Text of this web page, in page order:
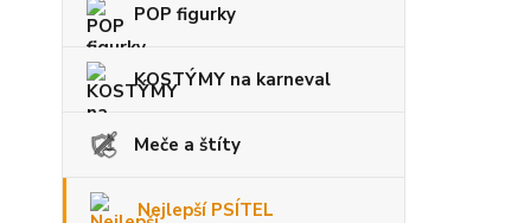
POP figurky
KOSTÝMY na karneval
Meče a štíty
Nejlepší PSÍTEL